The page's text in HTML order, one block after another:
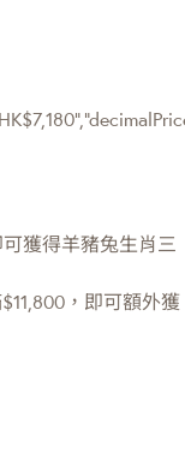
獲得羊豬兔生肖三
，即可額外獲